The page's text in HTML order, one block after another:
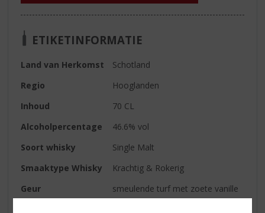
ETIKETINFORMATIE
Land van Herkomst
Schotland
Regio
Hooglanden
Inhoud
70 CL
Alcoholpercentage
46.6% vol
Soort whisky
Single Malt
Smaaktype Whisky
Krachtig & Rokerig
Geur
smeulende turf met zoete vanille